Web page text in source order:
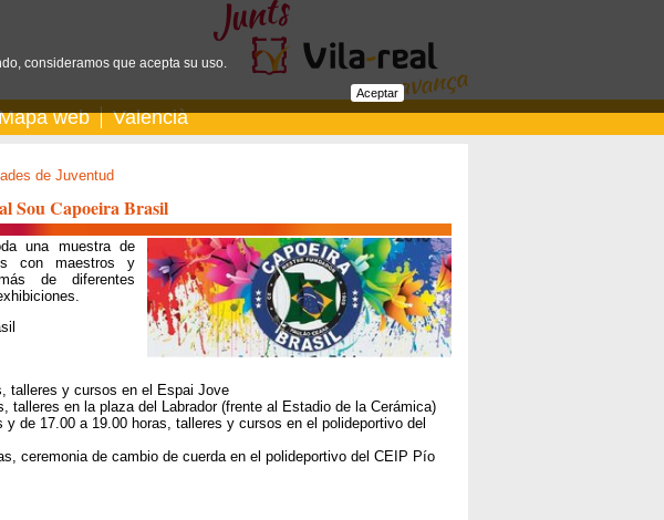
web Valencià
de Juventud
Sou Capoeira Brasil
una muestra de
con maestros y
de diferentes
talleres y cursos en el Espai Jove
talleres en la plaza del Labrador (frente al Estadio de la Cerámica)
y de 17.00 a 19.00 horas, talleres y cursos en el polideportivo del
ceremonia de cambio de cuerda en el polideportivo del CEIP Pío
consideramos que acepta su uso.
Aceptar